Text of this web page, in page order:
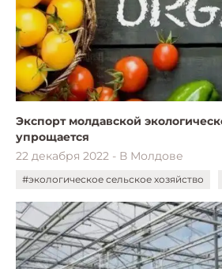
Экспорт молдавской
упрощается
22 декабря 2022 - В Молдове
#экологическое сельское хозяйство